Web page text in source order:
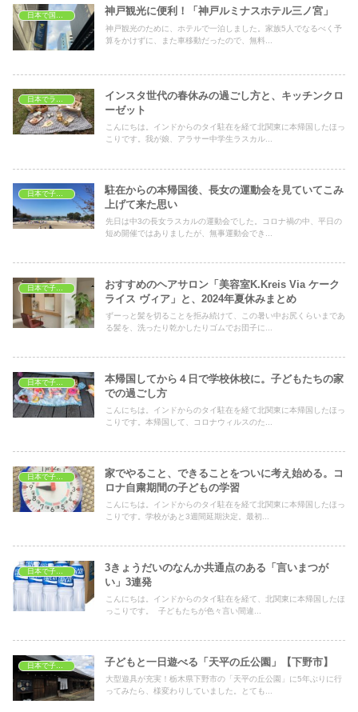
神戸観光に便利！「神戸ルミナスホテル三ノ宮」
神戸観光のために、ホテルで一泊しました。家族5人でなるべく予
算をかけずに、また車移動だったので、無料...
日本でランチ
インスタ世代の春休みの過ごし方と、キッチンクロ
ーゼット
こんにちは。インドからのタイ駐在を経て北関東に本帰国したほっ
こりです。我が娘、アラサー中学生ラスカル...
日本で子育て
駐在からの本帰国後、長女の運動会を見ていてこみ
上げて来た思い
先日は中3の長女ラスカルの運動会でした。コロナ禍の中、平日の
短め開催ではありましたが、無事運動会でき...
日本で子育て
おすすめのヘアサロン「美容室K.Kreis Via ケーク
ライス ヴィア」と、2024年夏休みまとめ
ずーっと髪を切ることを拒み続けて、この暑い中お尻くらいまであ
る髪を、洗ったり乾かしたりゴムでお団子に...
日本で子育て
本帰国してから４日で学校休校に。子どもたちの家
での過ごし方
こんにちは。インドからのタイ駐在を経て北関東に本帰国したほっ
こりです。本帰国して、コロナウィルスのた...
日本で子育て
家でやること、できることをついに考え始める。コ
ロナ自粛期間の子どもの学習
こんにちは。インドからのタイ駐在を経て北関東に本帰国したほっ
こりです。学校があと3週間延期決定。最初...
3きょうだいのなんか共通点のある「言いまつが
い」3連発
こんにちは。インドからのタイ駐在を経て、北関東に本帰国したほ
っこりです。 子どもたちが色々言い間違...
子どもと一日遊べる「天平の丘公園」【下野市】
大型遊具が充実！栃木県下野市の「天平の丘公園」に5年ぶりに行
ってみたら、様変わりしていました。とても...